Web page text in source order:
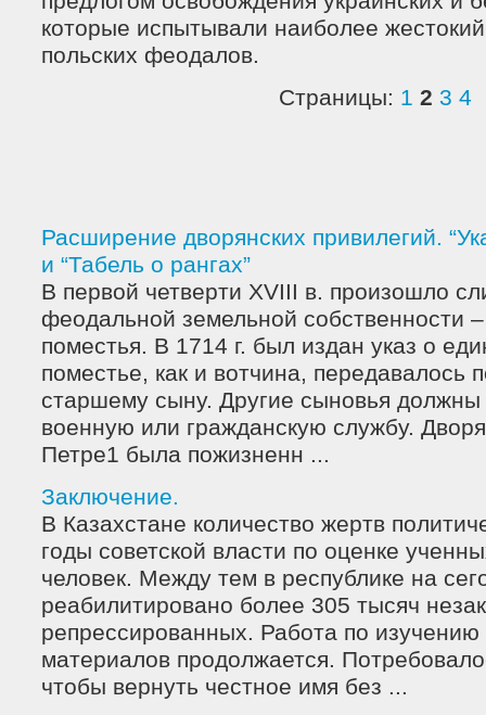
которые испытывали наиболее
польских феодалов.
Страницы: 1 2 3 4
Расширение дворянских привилегий.
и “Табель о рангах”
В первой четверти XVIII в. произошло
феодальной земельной собственности
поместья. В 1714 г. был издан указ о
поместье, как и вотчина, передавалось
старшему сыну. Другие сыновья
военную или гражданскую службу.
Петре1 была пожизненн ...
Заключение.
В Казахстане количество жертв
годы советской власти по оценке
человек. Между тем в республике на
реабилитировано более 305 тысяч
репрессированных. Работа по
материалов продолжается.
чтобы вернуть честное имя без ...